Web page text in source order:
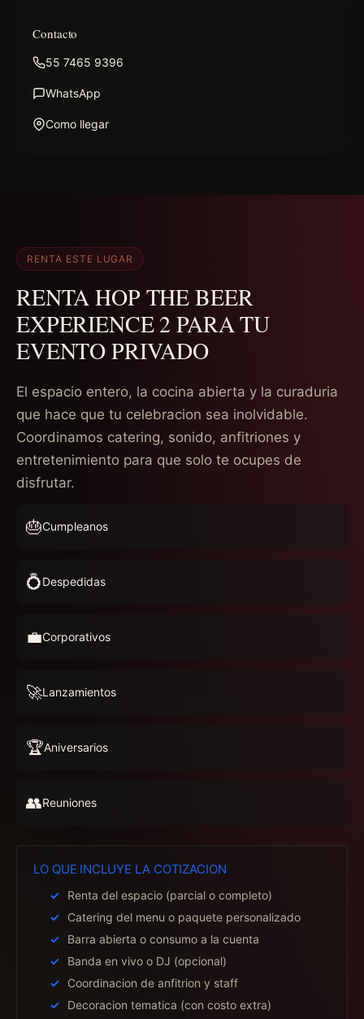
Contacto
55 7465 9396
WhatsApp
Como llegar
RENTA ESTE LUGAR
RENTA HOP THE BEER
EXPERIENCE 2 PARA TU
EVENTO PRIVADO
El espacio entero, la cocina abierta y la curaduria
que hace que tu celebracion sea inolvidable.
Coordinamos catering, sonido, anfitriones y
entretenimiento para que solo te ocupes de
disfrutar.
🎂Cumpleanos
💍Despedidas
💼Corporativos
🚀Lanzamientos
🏆Aniversarios
👥Reuniones
LO QUE INCLUYE LA COTIZACION
Renta del espacio (parcial o completo)
Catering del menu o paquete personalizado
Barra abierta o consumo a la cuenta
Banda en vivo o DJ (opcional)
Coordinacion de anfitrion y staff
Decoracion tematica (con costo extra)